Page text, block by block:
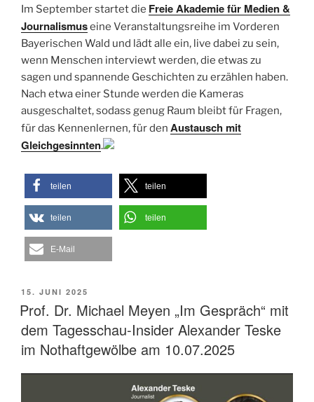
Im September startet die Freie Akademie für Medien &
Journalismuseine Veranstaltungsreihe im Vorderen
Bayerischen Wald und lädt alle ein, live dabei zu sein,
wenn Menschen interviewt werden, die etwas zu
sagen und spannende Geschichten zu erzählen haben.
Nach etwa einer Stunde werden die Kameras
ausgeschaltet, sodass genug Raum bleibt für Fragen,
für das Kennenlernen, für den Austausch mit
Gleichgesinnten.
teilen teilen
teilen teilen
E-Mail
VERÖFFENTLICHT
AM
15. JUNI 2025
Prof. Dr. Michael Meyen „Im Gespräch“ mit
dem Tagesschau-Insider Alexander Teske
im Nothaftgewölbe am 10.07.2025